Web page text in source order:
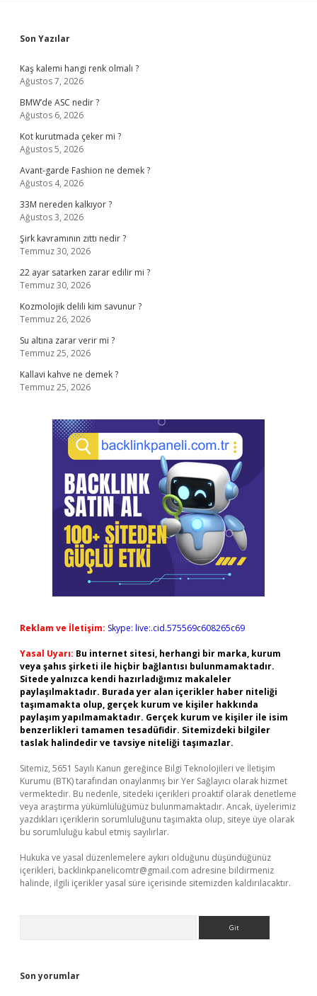
Sidebar
Son Yazılar
Kaş kalemi hangi renk olmalı ?
Ağustos 7, 2026
BMW’de ASC nedir ?
Ağustos 6, 2026
Kot kurutmada çeker mi ?
Ağustos 5, 2026
Avant-garde Fashion ne demek ?
Ağustos 4, 2026
33M nereden kalkıyor ?
Ağustos 3, 2026
Şirk kavramının zıttı nedir ?
Temmuz 30, 2026
22 ayar satarken zarar edilir mi ?
Temmuz 30, 2026
Kozmolojik delili kim savunur ?
Temmuz 26, 2026
Su altına zarar verir mi ?
Temmuz 25, 2026
Kallavi kahve ne demek ?
Temmuz 25, 2026
Reklam ve İletişim: Skype: live:.cid.575569c608265c69
Yasal Uyarı: Bu internet sitesi, herhangi bir marka, kurum
veya şahıs şirketi ile hiçbir bağlantısı bulunmamaktadır.
Sitede yalnızca kendi hazırladığımız makaleler
paylaşılmaktadır. Burada yer alan içerikler haber niteliği
taşımamakta olup, gerçek kurum ve kişiler hakkında
paylaşım yapılmamaktadır. Gerçek kurum ve kişiler ile isim
benzerlikleri tamamen tesadüfidir. Sitemizdeki bilgiler
taslak halindedir ve tavsiye niteliği taşımazlar.
Sitemiz, 5651 Sayılı Kanun gereğince Bilgi Teknolojileri ve İletişim
Kurumu (BTK) tarafından onaylanmış bir Yer Sağlayıcı olarak hizmet
vermektedir. Bu nedenle, sitedeki içerikleri proaktif olarak denetleme
veya araştırma yükümlülüğümüz bulunmamaktadır. Ancak, üyelerimiz
yazdıkları içeriklerin sorumluluğunu taşımakta olup, siteye üye olarak
bu sorumluluğu kabul etmiş sayılırlar.
Hukuka ve yasal düzenlemelere aykırı olduğunu düşündüğünüz
içerikleri, backlinkpanelicomtr@gmail.com adresine bildirmeniz
halinde, ilgili içerikler yasal süre içerisinde sitemizden kaldırılacaktır.
Son yorumlar